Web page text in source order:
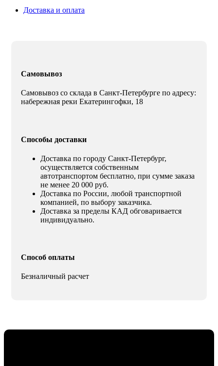
Доставка и оплата
Самовывоз
Самовывоз со склада в Санкт-Петербурге по адресу:
набережная реки Екатерингофки, 18
Способы доставки
Доставка по городу Санкт-Петербург,
осуществляется собственным
автотранспортом бесплатно, при сумме заказа
не менее 20 000 руб.
Доставка по России, любой транспортной
компанией, по выбору заказчика.
Доставка за пределы КАД обговаривается
индивидуально.
Способ оплаты
Безналичный расчет